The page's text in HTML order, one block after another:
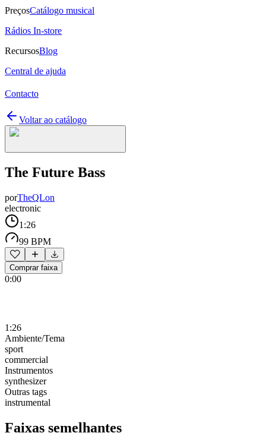
PreçosCatálogo musical
Rádios In-store
RecursosBlog
Central de ajuda
Contacto
Voltar ao catálogo
The Future Bass
porTheQLon
electronic
1:26
99 BPM
Comprar faixa
0:00
1:26
Ambiente/Tema
sport
commercial
Instrumentos
synthesizer
Outras tags
instrumental
Faixas semelhantes